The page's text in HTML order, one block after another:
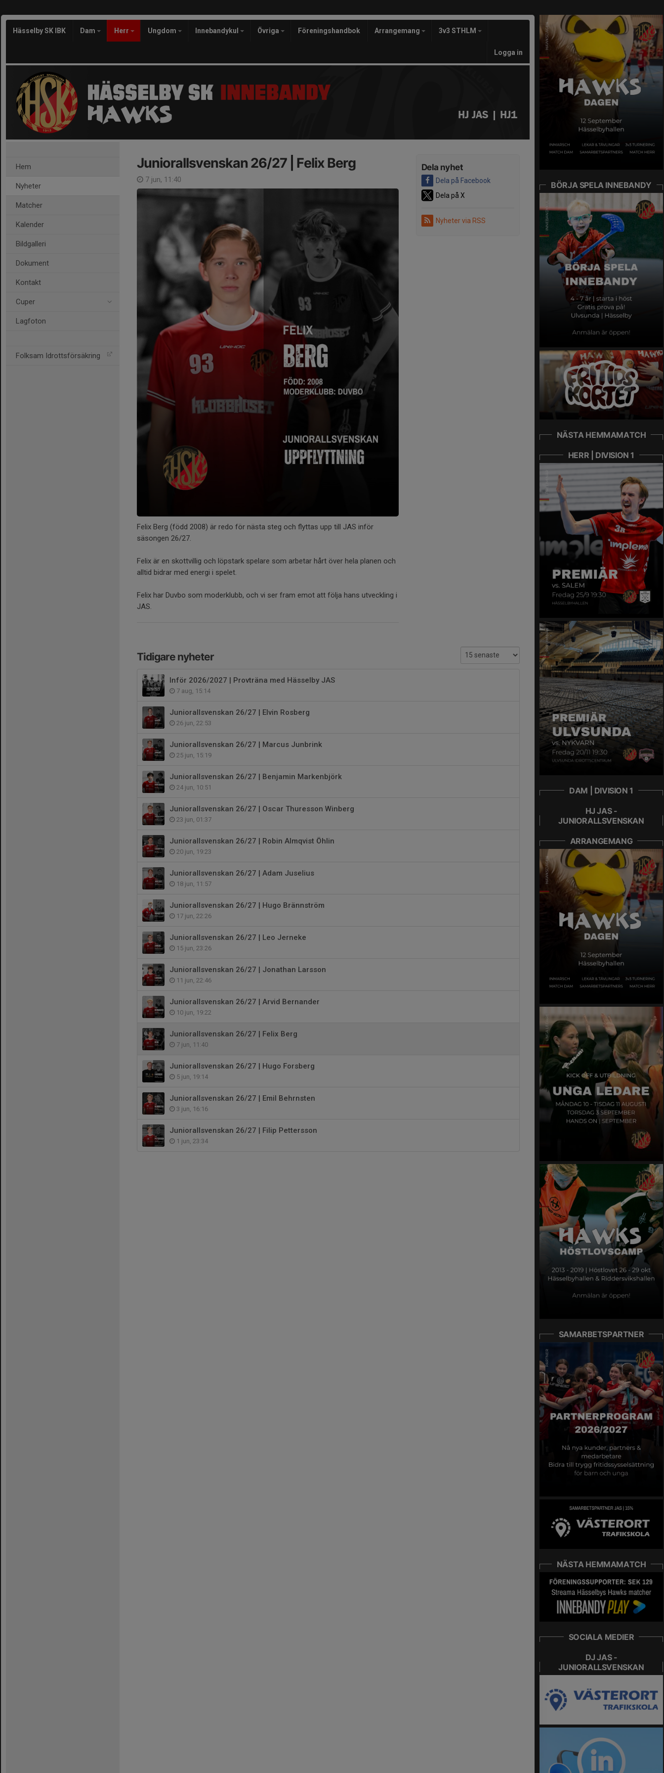
Hässelby SK IBK Dam Herr Ungdom Innebandykul Övriga Föreningshandbok Arrangemang 3v3 STHLM
Logga in
HJ JAS | HJ1
Hem
Nyheter
Matcher
Kalender
Bildgalleri
Dokument
Kontakt
Cuper
Lagfoton
Folksam Idrottsförsäkring
Dela nyhet
Dela på Facebook
Dela på X
Nyheter via RSS
Juniorallsvenskan 26/27 | Felix Berg
7 jun, 11:40
Felix Berg (född 2008) är redo för nästa steg och flyttas upp till JAS inför
säsongen 26/27.
Felix är en skottvillig och löpstark spelare som arbetar hårt över hela planen och
alltid bidrar med energi i spelet.
Felix har Duvbo som moderklubb, och vi ser fram emot att följa hans utveckling i
JAS.
Tidigare nyheter
Inför 2026/2027 | Provträna med Hässelby JAS
7 aug, 15:14
Juniorallsvenskan 26/27 | Elvin Rosberg
26 jun, 22:53
Juniorallsvenskan 26/27 | Marcus Junbrink
25 jun, 15:19
Juniorallsvenskan 26/27 | Benjamin Markenbjörk
24 jun, 10:51
Juniorallsvenskan 26/27 | Oscar Thuresson Winberg
23 jun, 01:37
Juniorallsvenskan 26/27 | Robin Almqvist Öhlin
20 jun, 19:23
Juniorallsvenskan 26/27 | Adam Juselius
18 jun, 11:57
Juniorallsvenskan 26/27 | Hugo Brännström
17 jun, 22:26
Juniorallsvenskan 26/27 | Leo Jerneke
15 jun, 23:26
Juniorallsvenskan 26/27 | Jonathan Larsson
11 jun, 22:46
Juniorallsvenskan 26/27 | Arvid Bernander
10 jun, 19:22
Juniorallsvenskan 26/27 | Felix Berg
7 jun, 11:40
Juniorallsvenskan 26/27 | Hugo Forsberg
5 jun, 19:14
Juniorallsvenskan 26/27 | Emil Behrnsten
3 jun, 16:16
Juniorallsvenskan 26/27 | Filip Pettersson
1 jun, 23:34
BÖRJA SPELA INNEBANDY
NÄSTA HEMMAMATCH
HERR | DIVISION 1
DAM | DIVISION 1
HJ JAS -
JUNIORALLSVENSKAN
ARRANGEMANG
SAMARBETSPARTNER
NÄSTA HEMMAMATCH
SOCIALA MEDIER
DJ JAS -
JUNIORALLSVENSKAN